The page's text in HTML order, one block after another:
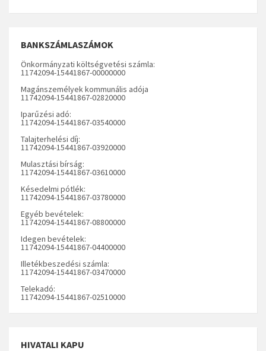
BANKSZÁMLASZÁMOK
Önkormányzati költségvetési számla:
11742094-15441867-00000000
Magánszemélyek kommunális adója
11742094-15441867-02820000
Iparűzési adó:
11742094-15441867-03540000
Talajterhelési díj:
11742094-15441867-03920000
Mulasztási bírság:
11742094-15441867-03610000
Késedelmi pótlék:
11742094-15441867-03780000
Egyéb bevételek:
11742094-15441867-08800000
Idegen bevételek:
11742094-15441867-04400000
Illetékbeszedési számla:
11742094-15441867-03470000
Telekadó:
11742094-15441867-02510000
HIVATALI KAPU